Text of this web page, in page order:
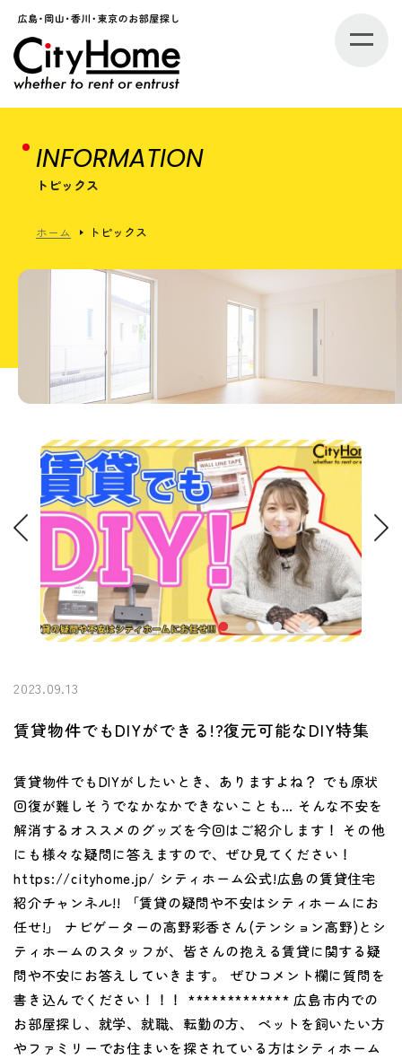
INFORMATION
トピックス
ホーム トピックス
2023.09.13
賃貸物件でもDIYができる!?復元可能なDIY特集
賃貸物件でもDIYがしたいとき、ありますよね？ でも原状
回復が難しそうでなかなかできないことも… そんな不安を
解消するオススメのグッズを今回はご紹介します！ その他
にも様々な疑問に答えますので、ぜひ見てください！
https://cityhome.jp/ シティホーム公式!広島の賃貸住宅
紹介チャンネル!! 「賃貸の疑問や不安はシティホームにお
任せ!」 ナビゲーターの高野彩香さん(テンション高野)とシ
ティホームのスタッフが、皆さんの抱える賃貸に関する疑
問や不安にお答えしていきます。 ぜひコメント欄に質問を
書き込んでください！！！ ************* 広島市内での
お部屋探し、就学、就職、転勤の方、 ペットを飼いたい方
やファミリーでお住まいを探されている方はシティホーム